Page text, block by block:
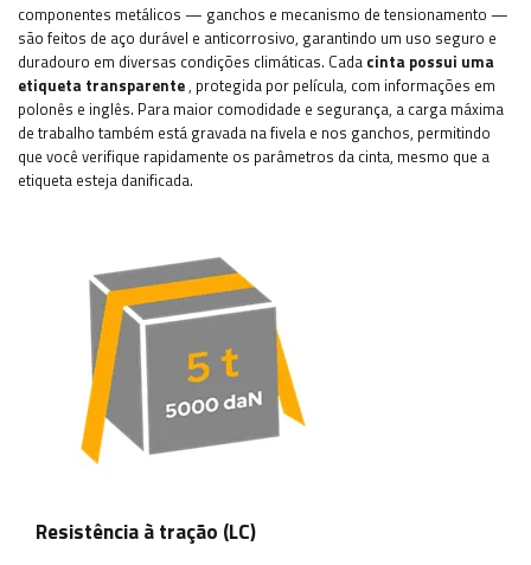
componentes metálicos — ganchos e mecanismo de tensionamento —
são feitos de aço durável e anticorrosivo, garantindo um uso seguro e
duradouro em diversas condições climáticas. Cada cinta possui uma
etiqueta transparente, protegida por película, com informações em
polonês e inglês. Para maior comodidade e segurança, a carga máxima
de trabalho também está gravada na fivela e nos ganchos, permitindo
que você verifique rapidamente os parâmetros da cinta, mesmo que a
etiqueta esteja danificada.
Resistência à tração (LC)